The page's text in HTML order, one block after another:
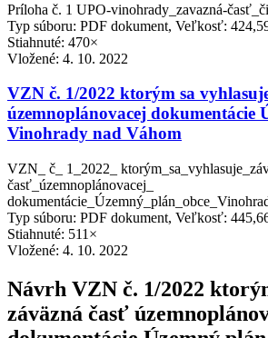
Príloha č. 1 UPO-vinohrady_zavazná-
Typ súboru: PDF dokument, Veľkosť:
Stiahnuté: 470×
Vložené: 4. 10. 2022
VZN č. 1/2022 ktorým sa
územnoplánovacej dokumentácie
Vinohrady nad Váhom
VZN_ č_ 1_2022_
časť_územnoplánovacej_
Typ súboru: PDF dokument, Veľkosť:
Stiahnuté: 511×
Vložené: 4. 10. 2022
Návrh VZN č. 1/2022
záväzná časť